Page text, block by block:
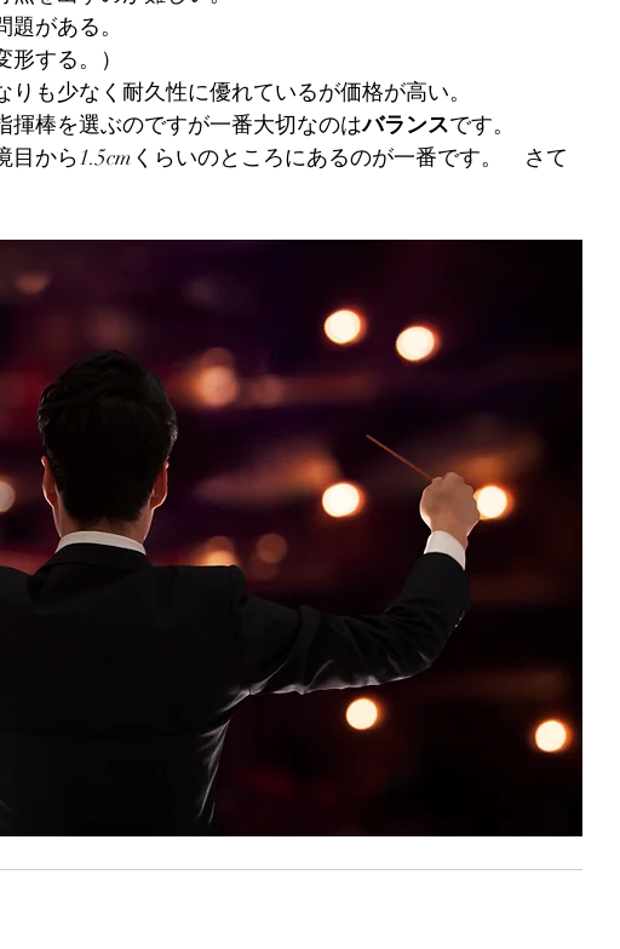
がある。
する。）
も少なく耐久性に優れているが価格が高い。
揮棒を選ぶのですが一番大切なのはバランスです。
から1.5cmくらいのところにあるのが一番です。　さて